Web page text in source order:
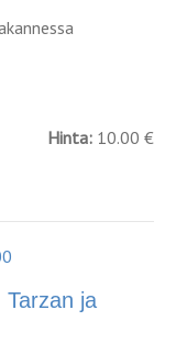
Hinta: 10.00 €
Tarzan ja